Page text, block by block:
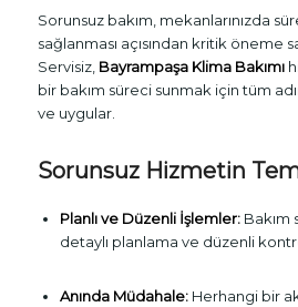
Sorunsuz bakım, mekanlarınızda
sağlanması açısından kritik öneme
Servisiz, Bayrampaşa Klima Bakımı
bir bakım süreci sunmak için tüm
ve uygular.
Sorunsuz Hizmetin
Planlı ve Düzenli İşlemler:Bakım
detaylı planlama ve düzenli
Anında Müdahale:Herhangi bir